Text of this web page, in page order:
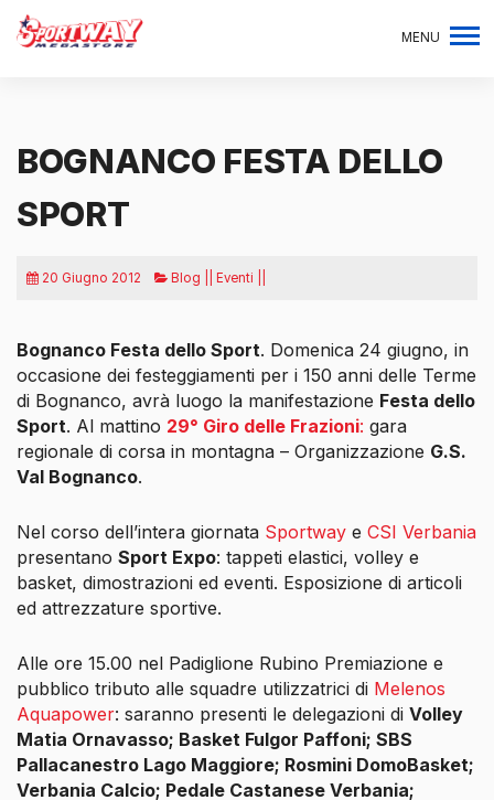
MENU
BOGNANCO FESTA DELLO
SPORT
20 Giugno 2012 Blog || Eventi ||
Bognanco Festa dello Sport. Domenica 24 giugno, in
occasione dei festeggiamenti per i 150 anni delle Terme
di Bognanco, avrà luogo la manifestazione Festa dello
Sport. Al mattino 29° Giro delle Frazioni: gara
regionale di corsa in montagna – Organizzazione G.S.
Val Bognanco.
Nel corso dell’intera giornata Sportway e CSI Verbania
presentano Sport Expo: tappeti elastici, volley e
basket, dimostrazioni ed eventi. Esposizione di articoli
ed attrezzature sportive.
Alle ore 15.00 nel Padiglione Rubino Premiazione e
pubblico tributo alle squadre utilizzatrici di Melenos
Aquapower: saranno presenti le delegazioni di Volley
Matia Ornavasso; Basket Fulgor Paffoni; SBS
Pallacanestro Lago Maggiore; Rosmini DomoBasket;
Verbania Calcio; Pedale Castanese Verbania;